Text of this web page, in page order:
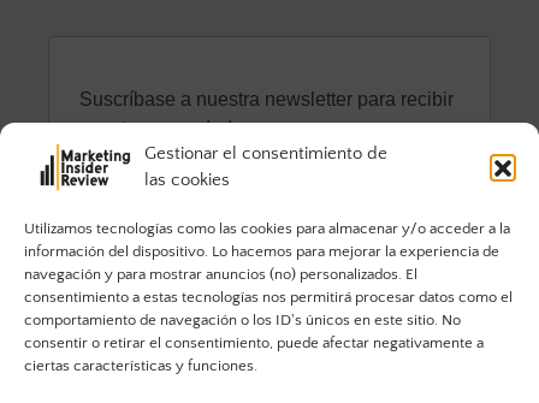
Gestionar el consentimiento de
las cookies
Utilizamos tecnologías como las cookies para almacenar y/o acceder a la
información del dispositivo. Lo hacemos para mejorar la experiencia de
navegación y para mostrar anuncios (no) personalizados. El
consentimiento a estas tecnologías nos permitirá procesar datos como el
comportamiento de navegación o los ID's únicos en este sitio. No
consentir o retirar el consentimiento, puede afectar negativamente a
ciertas características y funciones.